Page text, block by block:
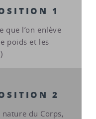
1
que l’on enlève
poids et les
2
du Corps,